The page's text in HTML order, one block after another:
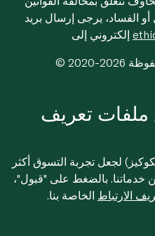
أو الفساد، يرجى إرسال بريد
ملفات تعريف
لجعل تجربة التسوق أكثر
بالضغط على "قبول"،
الارتباط الخاصة بنا.